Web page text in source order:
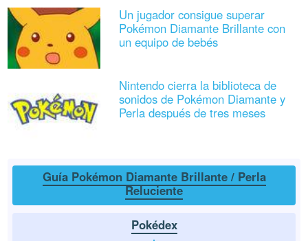
Un jugador consigue superar
Pokémon Diamante Brillante con
un equipo de bebés
Nintendo cierra la biblioteca de
sonidos de Pokémon Diamante y
Perla después de tres meses
Guía Pokémon Diamante Brillante / Perla
Reluciente
Pokédex